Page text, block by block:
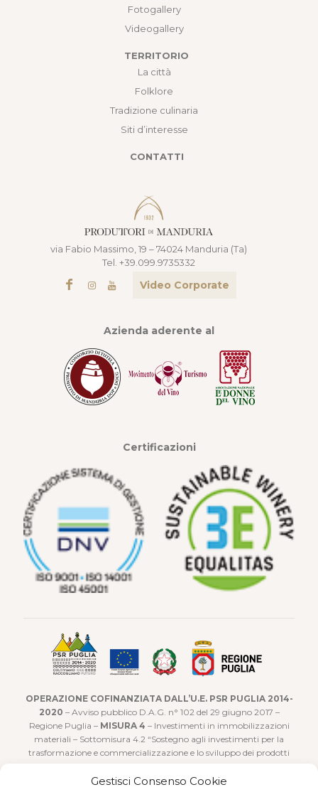
Gestisci Consenso Cookie
Fotogallery
Videogallery
TERRITORIO
La città
Folklore
Tradizione culinaria
Siti d’interesse
CONTATTI
via Fabio Massimo, 19 – 74024 Manduria (Ta)
Tel. +39.099.9735332
Video Corporate
Azienda aderente al
Certificazioni
OPERAZIONE COFINANZIATA DALL’U.E. PSR PUGLIA 2014-
2020 – Avviso pubblico D.A.G. n° 102 del 29 giugno 2017 –
Regione Puglia – MISURA 4 – Investimenti in immobilizzazioni
materiali – Sottomisura 4.2 “Sostegno agli investimenti per la
trasformazione e commercializzazione e lo sviluppo dei prodotti